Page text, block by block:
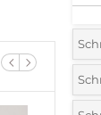
*